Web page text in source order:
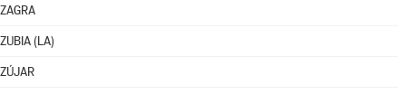
ZAGRA
ZUBIA (LA)
ZÚJAR